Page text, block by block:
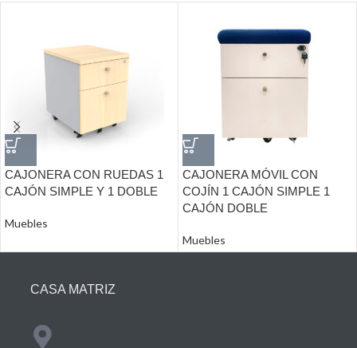
CAJONERA CON RUEDAS 1
CAJÓN SIMPLE Y 1 DOBLE
Muebles
CAJONERA MÓVIL CON
COJÍN 1 CAJÓN SIMPLE 1
CAJÓN DOBLE
Muebles
CASA MATRIZ